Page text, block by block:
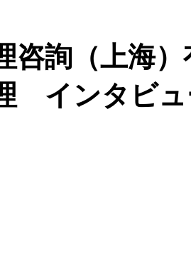
理咨詢（上
インタビュ